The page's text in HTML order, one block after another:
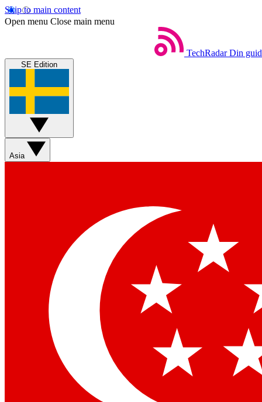
Skip to main content
Open menu Close main menu
TechRadar Din
SE Edition
Asia